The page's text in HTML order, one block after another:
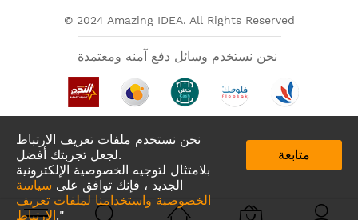
نحن نستخدم ملفات تعريف الارتباط
لجعل تجربتك أفضل.
بلامتثال لتوجيه الخصوصية الإلكترونية
الجديد ، فإنك توافق على سياسة
الخصوصية واستخدامنا لملفات تعريف
الارتباط."
متابعة
© 2024 Amazing IDEA. All Rights Reserved
تطبيقات لدينا في